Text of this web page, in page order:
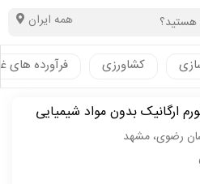
همه ایران
کشاورزی فرآورده های
ارگانیک بدون مواد شیمیایی
رضوی، مشهد